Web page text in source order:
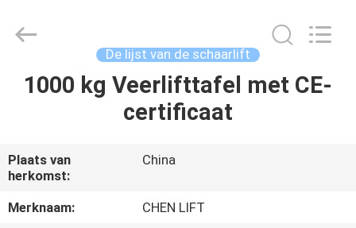
HUIS
OVER
ONS
LTD.
De lijst van de schaarlift
1000 kg Veerlifttafel met CE-
certificaat
Plaats van
herkomst:
China
Merknaam:
CHEN LIFT